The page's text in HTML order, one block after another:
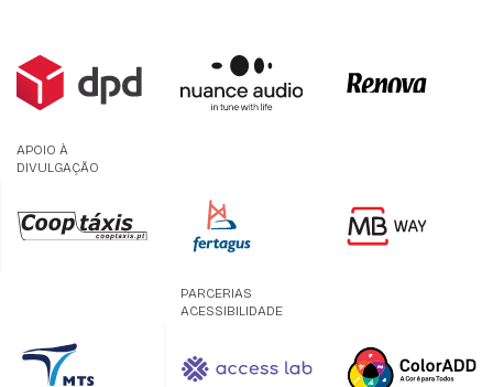
APOIO À
DIVULGAÇÃO
PARCERIAS
ACESSIBILIDADE